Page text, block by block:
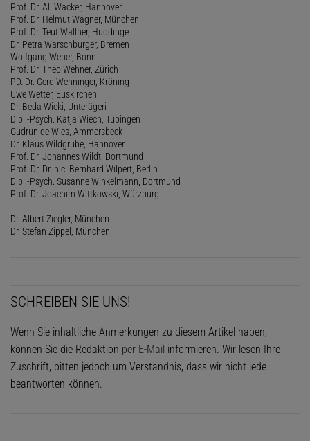
Prof. Dr. Ali Wacker, Hannover
Prof. Dr. Helmut Wagner, München
Prof. Dr. Teut Wallner, Huddinge
Dr. Petra Warschburger, Bremen
Wolfgang Weber, Bonn
Prof. Dr. Theo Wehner, Zürich
PD. Dr. Gerd Wenninger, Kröning
Uwe Wetter, Euskirchen
Dr. Beda Wicki, Unterägeri
Dipl.-Psych. Katja Wiech, Tübingen
Gudrun de Wies, Ammersbeck
Dr. Klaus Wildgrube, Hannover
Prof. Dr. Johannes Wildt, Dortmund
Prof. Dr. Dr. h.c. Bernhard Wilpert, Berlin
Dipl.-Psych. Susanne Winkelmann, Dortmund
Prof. Dr. Joachim Wittkowski, Würzburg
Dr. Albert Ziegler, München
Dr. Stefan Zippel, München
SCHREIBEN SIE UNS!
Wenn Sie inhaltliche Anmerkungen zu diesem Artikel haben,
können Sie die Redaktion per E-Mail informieren. Wir lesen Ihre
Zuschrift, bitten jedoch um Verständnis, dass wir nicht jede
beantworten können.